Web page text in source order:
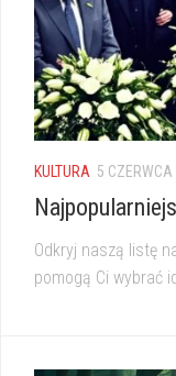
KULTURA 5
Odkryj naszą listę
pomogą Ci wybrać